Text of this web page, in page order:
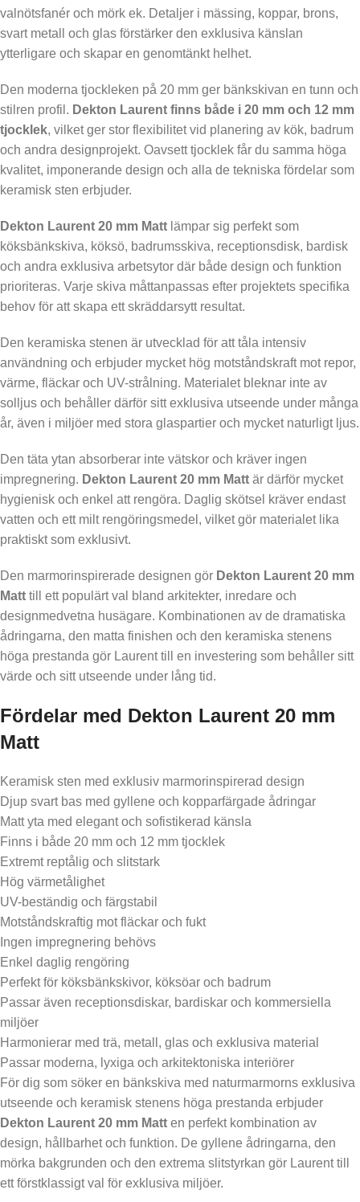
valnötsfanér och mörk ek. Detaljer i mässing, koppar, brons,
svart metall och glas förstärker den exklusiva känslan
ytterligare och skapar en genomtänkt helhet.
Den moderna tjockleken på 20 mm ger bänkskivan en tunn och
stilren profil. Dekton Laurent finns både i 20 mm och 12 mm
tjocklek, vilket ger stor flexibilitet vid planering av kök, badrum
och andra designprojekt. Oavsett tjocklek får du samma höga
kvalitet, imponerande design och alla de tekniska fördelar som
keramisk sten erbjuder.
Dekton Laurent 20 mm Matt lämpar sig perfekt som
köksbänkskiva, köksö, badrumsskiva, receptionsdisk, bardisk
och andra exklusiva arbetsytor där både design och funktion
prioriteras. Varje skiva måttanpassas efter projektets specifika
behov för att skapa ett skräddarsytt resultat.
Den keramiska stenen är utvecklad för att tåla intensiv
användning och erbjuder mycket hög motståndskraft mot repor,
värme, fläckar och UV-strålning. Materialet bleknar inte av
solljus och behåller därför sitt exklusiva utseende under många
år, även i miljöer med stora glaspartier och mycket naturligt ljus.
Den täta ytan absorberar inte vätskor och kräver ingen
impregnering. Dekton Laurent 20 mm Matt är därför mycket
hygienisk och enkel att rengöra. Daglig skötsel kräver endast
vatten och ett milt rengöringsmedel, vilket gör materialet lika
praktiskt som exklusivt.
Den marmorinspirerade designen gör Dekton Laurent 20 mm
Matt till ett populärt val bland arkitekter, inredare och
designmedvetna husägare. Kombinationen av de dramatiska
ådringarna, den matta finishen och den keramiska stenens
höga prestanda gör Laurent till en investering som behåller sitt
värde och sitt utseende under lång tid.
Fördelar med Dekton Laurent 20 mm
Matt
Keramisk sten med exklusiv marmorinspirerad design
Djup svart bas med gyllene och kopparfärgade ådringar
Matt yta med elegant och sofistikerad känsla
Finns i både 20 mm och 12 mm tjocklek
Extremt reptålig och slitstark
Hög värmetålighet
UV-beständig och färgstabil
Motståndskraftig mot fläckar och fukt
Ingen impregnering behövs
Enkel daglig rengöring
Perfekt för köksbänkskivor, köksöar och badrum
Passar även receptionsdiskar, bardiskar och kommersiella
miljöer
Harmonierar med trä, metall, glas och exklusiva material
Passar moderna, lyxiga och arkitektoniska interiörer
För dig som söker en bänkskiva med naturmarmorns exklusiva
utseende och keramisk stenens höga prestanda erbjuder
Dekton Laurent 20 mm Matt en perfekt kombination av
design, hållbarhet och funktion. De gyllene ådringarna, den
mörka bakgrunden och den extrema slitstyrkan gör Laurent till
ett förstklassigt val för exklusiva miljöer.